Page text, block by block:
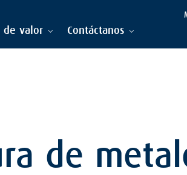
de valor Contáctanos
de